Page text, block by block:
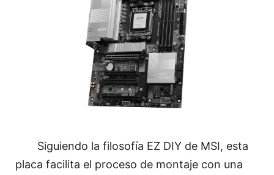
Siguiendo la filosofía EZ DIY de MSI, esta
placa facilita el proceso de montaje con una